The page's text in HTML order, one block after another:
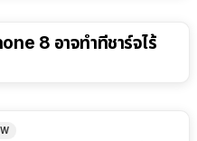
8 อาจทำที่ชาร์จไร้